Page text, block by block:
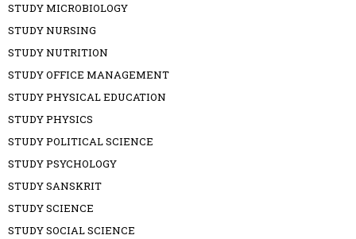
STUDY MICROBIOLOGY
STUDY NURSING
STUDY NUTRITION
STUDY OFFICE MANAGEMENT
STUDY PHYSICAL EDUCATION
STUDY PHYSICS
STUDY POLITICAL SCIENCE
STUDY PSYCHOLOGY
STUDY SANSKRIT
STUDY SCIENCE
STUDY SOCIAL SCIENCE